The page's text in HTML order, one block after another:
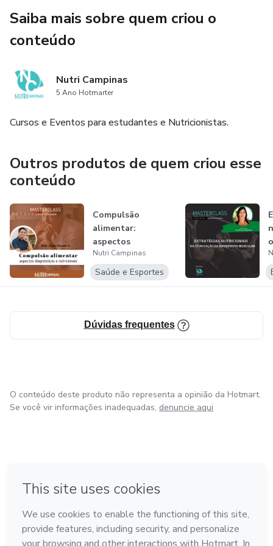
Imunossenescência
Saiba mais sobre quem criou o
conteúdo
Nutri Campinas
5 Ano Hotmarter
Cursos e Eventos para estudantes e Nutricionistas.
Outros produtos de quem criou esse
conteúdo
Compulsão
alimentar:
aspectos
diagnósticos e
nutricionais
Nutri Campinas
Saúde e Esportes
Dúvidas frequentes
O conteúdo deste produto não representa a opinião da Hotmart.
Se você vir informações inadequadas, denuncie aqui
Feito com ❤
em Belo Horizonte
na Cidade do México